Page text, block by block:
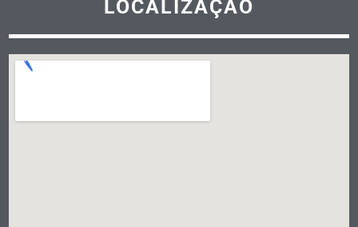
LOCALIZAÇÃO